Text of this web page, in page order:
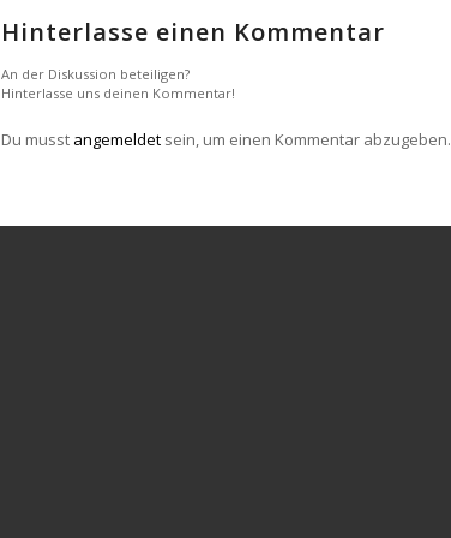
Hinterlasse einen Kommentar
An der Diskussion beteiligen?
Hinterlasse uns deinen Kommentar!
Du musst angemeldet sein, um einen Kommentar abzugeben.